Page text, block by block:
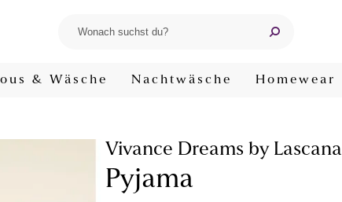
& Wäsche Nachtwäsche Homewear
Vivance Dreams by Lascana
Pyjama